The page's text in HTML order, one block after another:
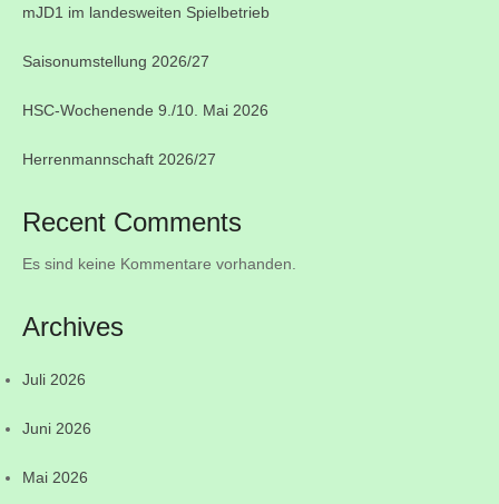
mJD1 im landesweiten Spielbetrieb
Saisonumstellung 2026/27
HSC-Wochenende 9./10. Mai 2026
Herrenmannschaft 2026/27
Recent Comments
Es sind keine Kommentare vorhanden.
Archives
Juli 2026
Juni 2026
Mai 2026